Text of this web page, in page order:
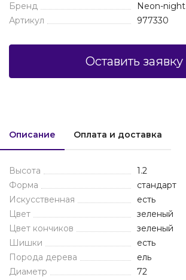
Бренд
Neon-night
Артикул
977330
Оставить заявку
Описание Оплата и доставка
Высота
1.2
Форма
стандарт
Искусственная
есть
Цвет
зеленый
Цвет кончиков
зеленый
Шишки
есть
Порода дерева
ель
Диаметр
72